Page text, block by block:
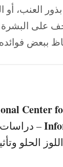
العنب، أو
أخف على
ببعض
Center
–
الحلو